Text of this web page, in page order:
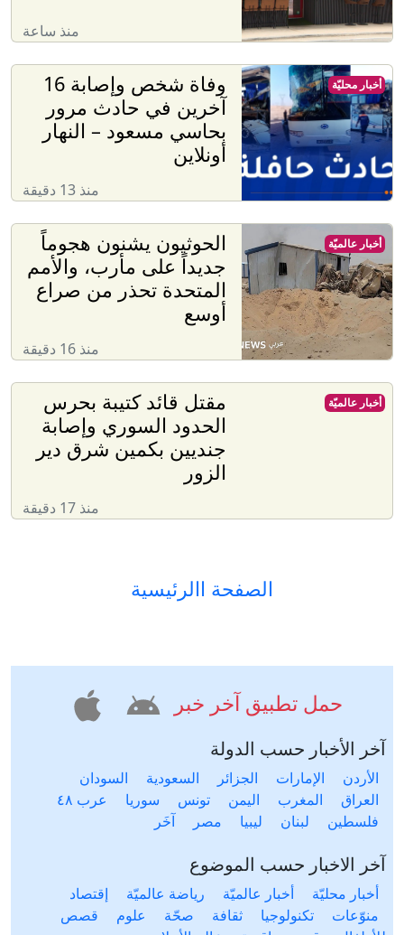
منذ ساعة
وفاة شخص وإصابة 16
آخرين في حادث مرور
بحاسي مسعود – النهار
أونلاين
منذ 13 دقيقة
أخبار محليّة
الحوثيون يشنون هجوماً
جديداً على مأرب، والأمم
المتحدة تحذر من صراع
أوسع
منذ 16 دقيقة
أخبار عالميّة
مقتل قائد كتيبة بحرس
الحدود السوري وإصابة
جنديين بكمين شرق دير
الزور
منذ 17 دقيقة
أخبار عالميّة
الصفحة االرئيسية
حمل تطبيق آخر خبر
آخر الأخبار حسب الدولة
الأردن الإمارات الجزائر السعودية
السودان
العراق
المغرب اليمن تونس سوريا
عرب ٤٨
فلسطين
لبنان ليبيا مصر آخَر
آخر الاخبار حسب الموضوع
أخبار محليّة أخبار عالميّة رياضة عالميّة
إقتصاد
منوّعات
تكنولوجيا ثقافة صحّة علوم
قصص